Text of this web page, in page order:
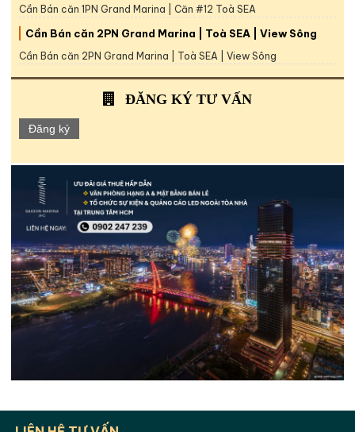
Cần Bán căn 1PN Grand Marina | Căn #12 Toà SEA
Cần Bán căn 2PN Grand Marina | Toà SEA | View Sông
Cần Bán căn 2PN Grand Marina | Toà SEA | View Sông
ĐĂNG KÝ TƯ VẤN
Đăng ký